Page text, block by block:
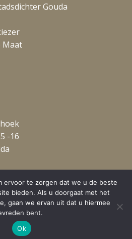
Gouda
Maat
-16
ervoor te zorgen dat we u de beste
bieden. Als u doorgaat met het
gaan we ervan uit dat u hiermee
bent.
Ok